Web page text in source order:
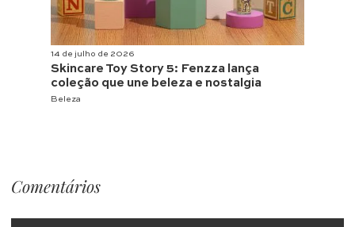
14 de julho de 2026
Skincare Toy Story 5: Fenzza lança
coleção que une beleza e nostalgia
Beleza
Comentários